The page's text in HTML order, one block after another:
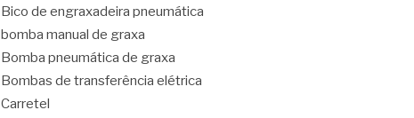
Bico de engraxadeira pneumática
bomba manual de graxa
Bomba pneumática de graxa
Bombas de transferência elétrica
Carretel